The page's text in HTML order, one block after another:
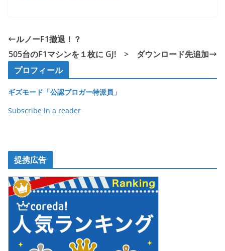
e
b
o
o
k
er
ルノーF1撤退！？
505台のF1マシンを１枚に GJ! > ダウンロード先追加
プロフィール
ギズモード「公認ブロガー特派員」
Subscribe in a reader
提携広告